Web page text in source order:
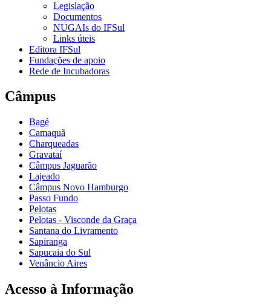
Legislação
Documentos
NUGAIs do IFSul
Links úteis
Editora IFSul
Fundações de apoio
Rede de Incubadoras
Câmpus
Bagé
Camaquã
Charqueadas
Gravataí
Câmpus Jaguarão
Lajeado
Câmpus Novo Hamburgo
Passo Fundo
Pelotas
Pelotas - Visconde da Graça
Santana do Livramento
Sapiranga
Sapucaia do Sul
Venâncio Aires
Acesso à Informação